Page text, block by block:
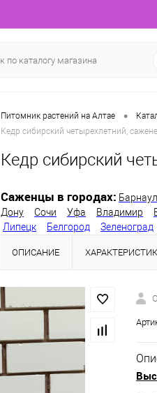
Питомник растений на Алтае •
Кедр сибирский четырехлетний,
Кедр сибирский
Саженцы в городах: Барнаул
Дону
Сочи Уфа Владимир
Липецк
Белгород Зеленоград
ОПИСАНИЕ